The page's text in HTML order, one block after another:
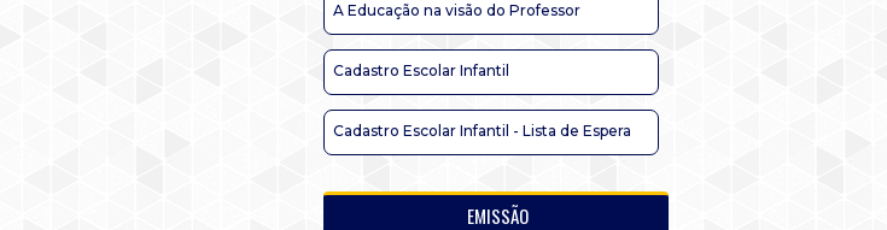
A Educação na visão do Professor
Cadastro Escolar Infantil
Cadastro Escolar Infantil - Lista de Espera
EMISSÃO